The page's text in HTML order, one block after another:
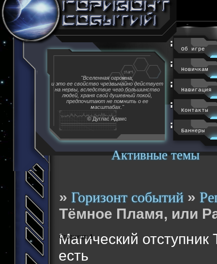
Активные темы
"Вселенная огромна,
и это ее свойство чрезвычайно действует
на нервы, вследствие чего большинство
людей, храня свой душевный покой,
предпочитают не помнить о ее
масштабах."
© Дуглас Адамс
Об игре
Новичкам
Навигация
Контакты
Баннеры
»Горизонт событий »
Тёмное Пламя, или
Магический
есть
Страница:1